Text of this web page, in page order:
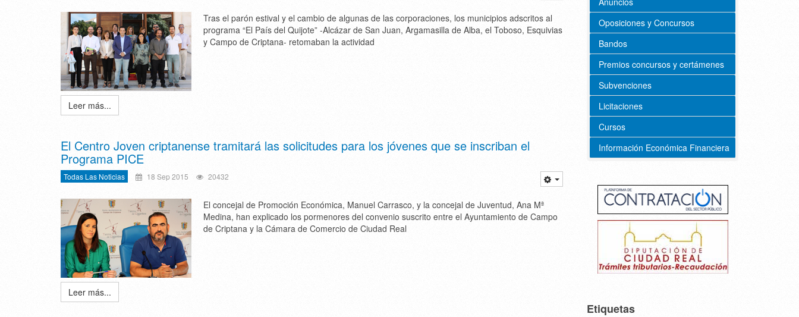
Tras el parón estival y el cambio de algunas de las corporaciones, los municipios adscritos al
programa “El País del Quijote” -Alcázar de San Juan, Argamasilla de Alba, el Toboso, Esquivias
y Campo de Criptana- retomaban la actividad
Leer más...
El Centro Joven criptanense tramitará las solicitudes para los jóvenes que se inscriban el
Programa PICE
Todas Las Noticias 18 Sep 2015 20432
El concejal de Promoción Económica, Manuel Carrasco, y la concejal de Juventud, Ana Mª
Medina, han explicado los pormenores del convenio suscrito entre el Ayuntamiento de Campo
de Criptana y la Cámara de Comercio de Ciudad Real
Leer más...
Oposiciones y Concursos
Bandos
Premios concursos y certámenes
Subvenciones
Licitaciones
Cursos
Información Económica Financiera
Etiquetas